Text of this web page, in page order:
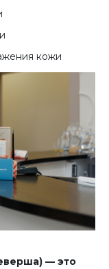
кожи
— это